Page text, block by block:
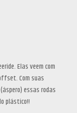
Elas veem com
offset.Com suas
essas rodas
plástico!!